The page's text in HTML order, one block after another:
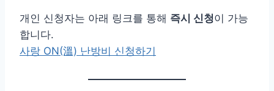
개인 신청자는 아래 링크를 통해 즉시 신청이 가능
합니다.
사랑 ON(溫) 난방비 신청하기